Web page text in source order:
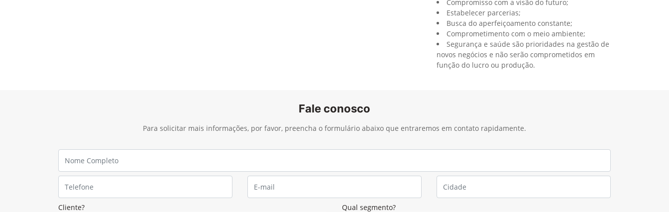
Compromisso com a visão do futuro;
Estabelecer parcerias;
Busca do aperfeiçoamento constante;
Comprometimento com o meio ambiente;
Segurança e saúde são prioridades na gestão de
novos negócios e não serão comprometidos em
função do lucro ou produção.
Fale conosco
Para solicitar mais informações, por favor, preencha o formulário abaixo que entraremos em contato rapidamente.
Cliente? Qual segmento?